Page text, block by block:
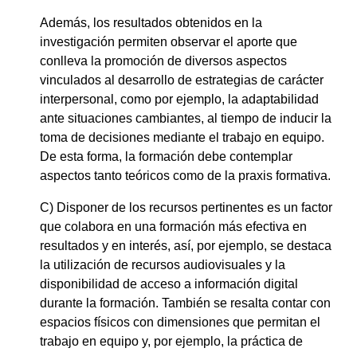
Además, los resultados obtenidos en la
investigación permiten observar el aporte que
conlleva la promoción de diversos aspectos
vinculados al desarrollo de estrategias de carácter
interpersonal, como por ejemplo, la adaptabilidad
ante situaciones cambiantes, al tiempo de inducir la
toma de decisiones mediante el trabajo en equipo.
De esta forma, la formación debe contemplar
aspectos tanto teóricos como de la praxis formativa.
C) Disponer de los recursos pertinentes es un factor
que colabora en una formación más efectiva en
resultados y en interés, así, por ejemplo, se destaca
la utilización de recursos audiovisuales y la
disponibilidad de acceso a información digital
durante la formación. También se resalta contar con
espacios físicos con dimensiones que permitan el
trabajo en equipo y, por ejemplo, la práctica de